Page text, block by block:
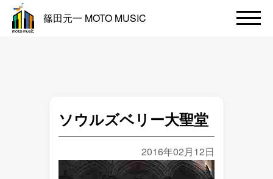
篠田元一 MOTO MUSIC
ソウルズベリー大聖堂
2016年02月12日